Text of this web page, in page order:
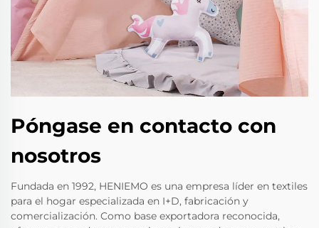
Póngase en contacto con
nosotros
Fundada en 1992, HENIEMO es una empresa líder en textiles
para el hogar especializada en I+D, fabricación y
comercialización. Como base exportadora reconocida,